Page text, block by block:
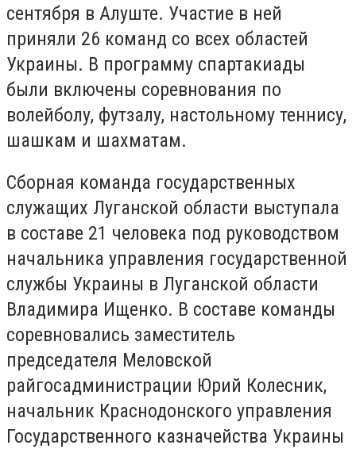
сентября в Алуште. Участие в ней
приняли 26 команд со всех областей
Украины. В программу спартакиады
были включены соревнования по
волейболу, футзалу, настольному теннису,
шашкам и шахматам.
Сборная команда государственных
служащих Луганской области выступала
в составе 21 человека под руководством
начальника управления государственной
службы Украины в Луганской области
Владимира Ищенко. В составе команды
соревновались заместитель
председателя Меловской
райгосадминистрации Юрий Колесник,
начальник Краснодонского управления
Государственного казначейства Украины